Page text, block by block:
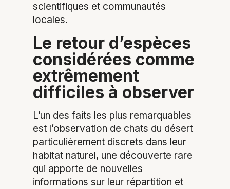
scientifiques et communautés
locales.
Le retour d’espèces
considérées comme
extrêmement
difficiles à observer
L’un des faits les plus remarquables
est l’observation de chats du désert
particulièrement discrets dans leur
habitat naturel, une découverte rare
qui apporte de nouvelles
informations sur leur répartition et